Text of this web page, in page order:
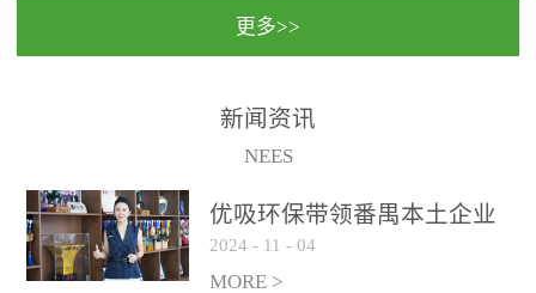
民法院室内除甲醛空气治
保施工日期：2020年1月珠
国家通过设在对外开放口
（及各出入境边防检查
更多>>
新闻资讯
NEES
优吸环保带领番禺本​土企业
勇敢破局向“新”
2024 - 11 - 04
MORE >